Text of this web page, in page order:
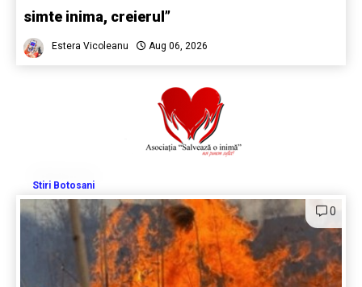
simte inima, creierul”
Estera Vicoleanu Aug 06, 2026
Stiri Botosani
0